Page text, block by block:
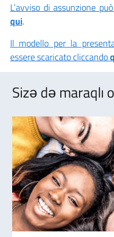
L’avviso di assunzione
qui.
Il modello per la
essere scaricato cliccando
Sizə də maraqlı